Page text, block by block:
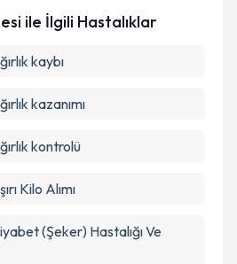
Talebini Gönder
ile İlgili Hastalıklar
kaybı
kazanımı
kontrolü
Kilo Alımı
(Şeker) Hastalığı Ve